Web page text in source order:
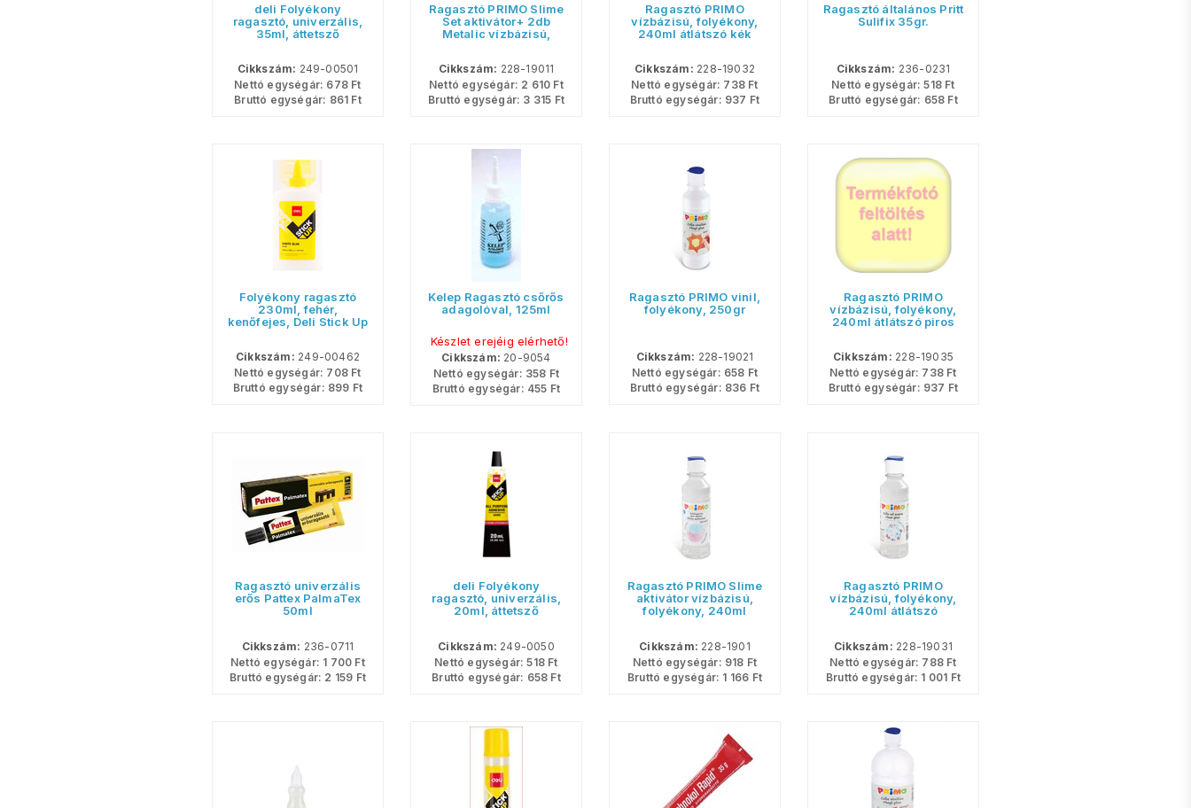
deli Folyékony
ragasztó, univerzális,
35ml, áttetsző
Cikkszám: 249-00501
Nettó egységár: 678 Ft
Bruttó egységár: 861 Ft
Ragasztó PRIMO Slime
Set aktivátor+ 2db
Metalic vízbázisú,
folyékony, 3x240ml
Cikkszám: 228-19011
Nettó egységár: 2 610 Ft
Bruttó egységár: 3 315 Ft
Ragasztó PRIMO
vízbázisú, folyékony,
240ml átlátszó kék
Cikkszám: 228-19032
Nettó egységár: 738 Ft
Bruttó egységár: 937 Ft
Ragasztó általános Pritt
Sulifix 35gr.
Cikkszám: 236-0231
Nettó egységár: 518 Ft
Bruttó egységár: 658 Ft
Folyékony ragasztó
230ml, fehér,
kenőfejes, Deli Stick Up
Cikkszám: 249-00462
Nettó egységár: 708 Ft
Bruttó egységár: 899 Ft
Kelep Ragasztó csőrős
adagolóval, 125ml
Készlet erejéig elérhető!
Cikkszám: 20-9054
Nettó egységár: 358 Ft
Bruttó egységár: 455 Ft
Ragasztó PRIMO vinil,
folyékony, 250gr
Cikkszám: 228-19021
Nettó egységár: 658 Ft
Bruttó egységár: 836 Ft
Ragasztó PRIMO
vízbázisú, folyékony,
240ml átlátszó piros
Cikkszám: 228-19035
Nettó egységár: 738 Ft
Bruttó egységár: 937 Ft
Ragasztó univerzális
erős Pattex PalmaTex
50ml
Cikkszám: 236-0711
Nettó egységár: 1 700 Ft
Bruttó egységár: 2 159 Ft
deli Folyékony
ragasztó, univerzális,
20ml, áttetsző
Cikkszám: 249-0050
Nettó egységár: 518 Ft
Bruttó egységár: 658 Ft
Ragasztó PRIMO Slime
aktivátor vízbázisú,
folyékony, 240ml
Cikkszám: 228-1901
Nettó egységár: 918 Ft
Bruttó egységár: 1 166 Ft
Ragasztó PRIMO
vízbázisú, folyékony,
240ml átlátszó
Cikkszám: 228-19031
Nettó egységár: 788 Ft
Bruttó egységár: 1 001 Ft